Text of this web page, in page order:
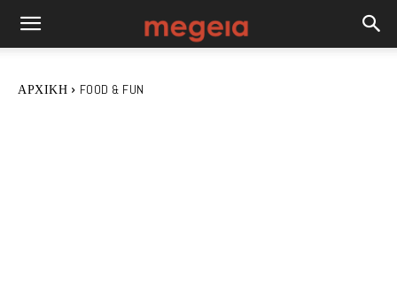
ΑΡΧΙΚΉ FOOD & FUN